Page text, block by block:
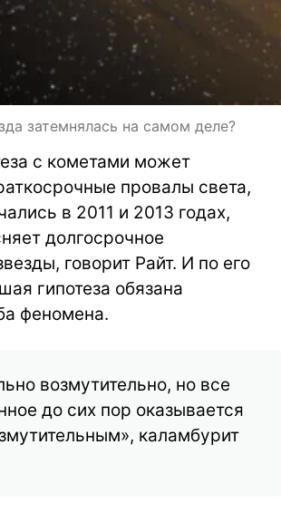
затемнялась на самом деле?
с кометами может
провалы света,
в 2011 и 2013 годах,
долгосрочное
говорит Райт. И по его
гипотеза обязана
феномена.
возмутительно, но все
до сих пор оказывается
каламбурит